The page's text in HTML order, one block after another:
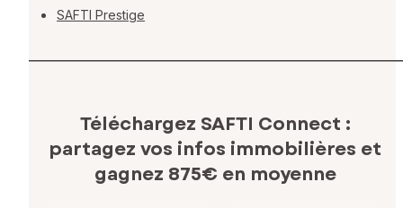
SAFTI Prestige
Téléchargez SAFTI Connect :
partagez vos infos immobilières et
gagnez 875€ en moyenne